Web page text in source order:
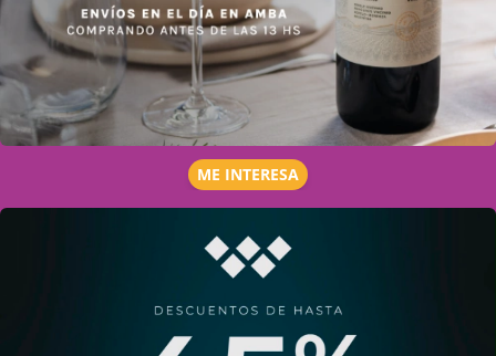
ME INTERESA